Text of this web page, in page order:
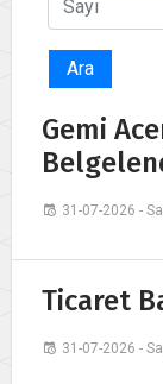
Ara
Gemi
31-07-2026 -
Ticaret
31-07-2026 -